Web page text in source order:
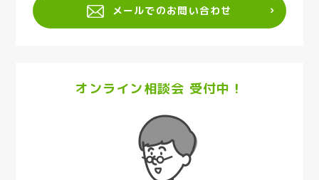
メールでのお問い合わせ
オンライン相談会 受付中！